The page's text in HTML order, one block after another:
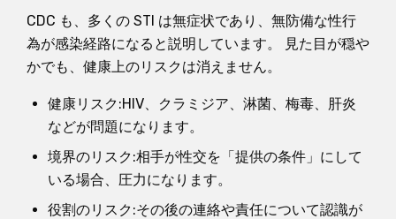
CDC も、多くの STI は無症状であり、無防備な性行
為が感染経路になると説明しています。 見た目が穏や
かでも、健康上のリスクは消えません。
健康リスク:HIV、クラミジア、淋菌、梅毒、肝炎
などが問題になります。
境界のリスク:相手が性交を「提供の条件」にして
いる場合、圧力になります。
役割のリスク:その後の連絡や責任について認識が